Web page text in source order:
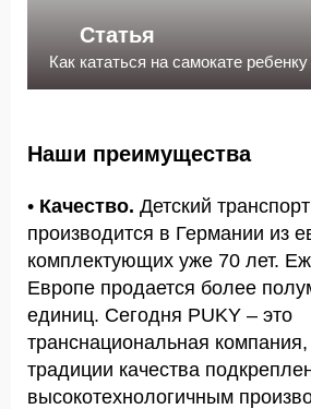
Статья
Как кататься на самокате ребенку
Наши преимущества
• Качество. Детский
производится в Германии из
комплектующих уже 70 лет.
Европе продается более
единиц. Сегодня PUKY – это
транснациональная компания,
традиции качества
высокотехнологичным